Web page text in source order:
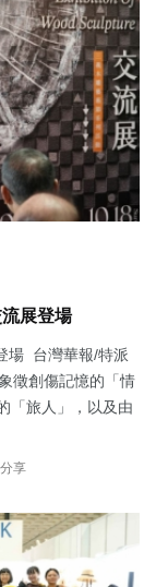
展登場
場 台灣華報/特派
徵創傷記憶的「情
「旅人」，以及由
享